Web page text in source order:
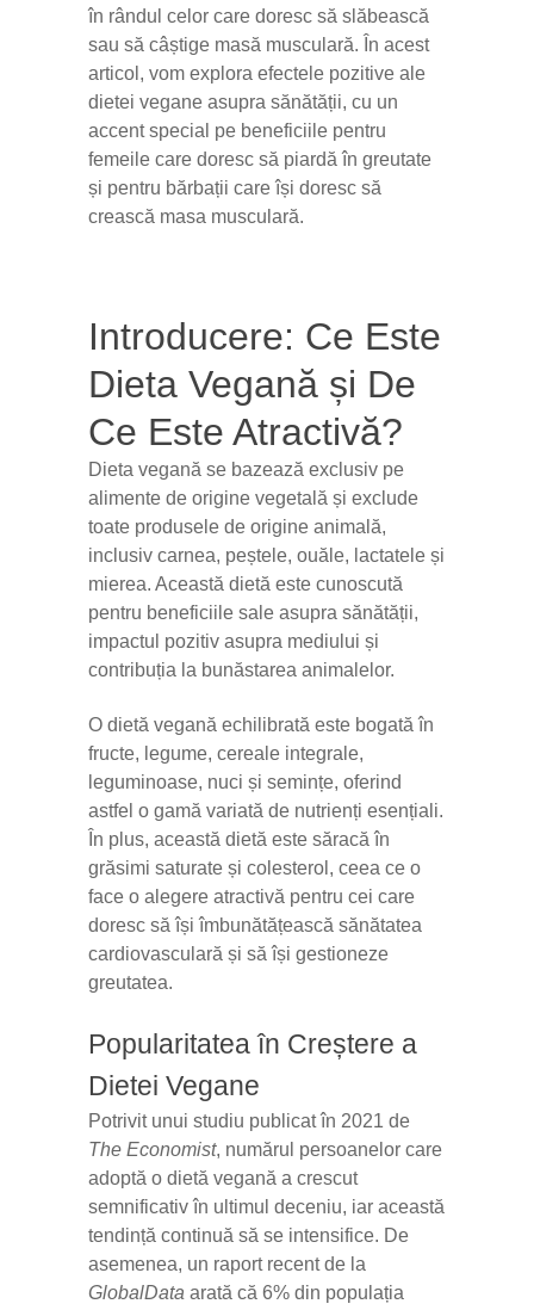
în rândul celor care doresc să slăbească
sau să câștige masă musculară. În acest
articol, vom explora efectele pozitive ale
dietei vegane asupra sănătății, cu un
accent special pe beneficiile pentru
femeile care doresc să piardă în greutate
și pentru bărbații care își doresc să
crească masa musculară.
Introducere: Ce Este
Dieta Vegană și De
Ce Este Atractivă?
Dieta vegană se bazează exclusiv pe
alimente de origine vegetală și exclude
toate produsele de origine animală,
inclusiv carnea, peștele, ouăle, lactatele și
mierea. Această dietă este cunoscută
pentru beneficiile sale asupra sănătății,
impactul pozitiv asupra mediului și
contribuția la bunăstarea animalelor.
O dietă vegană echilibrată este bogată în
fructe, legume, cereale integrale,
leguminoase, nuci și semințe, oferind
astfel o gamă variată de nutrienți esențiali.
În plus, această dietă este săracă în
grăsimi saturate și colesterol, ceea ce o
face o alegere atractivă pentru cei care
doresc să își îmbunătățească sănătatea
cardiovasculară și să își gestioneze
greutatea.
Popularitatea în Creștere a
Dietei Vegane
Potrivit unui studiu publicat în 2021 de
The Economist, numărul persoanelor care
adoptă o dietă vegană a crescut
semnificativ în ultimul deceniu, iar această
tendință continuă să se intensifice. De
asemenea, un raport recent de la
GlobalData arată că 6% din populația